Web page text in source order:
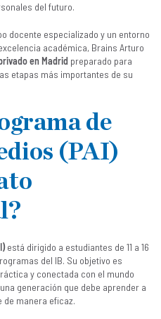
del futuro.
docente especializado y un entorno
académica, Brains Arturo
en Madrid preparado para
etapas más importantes de su
de
(PAI)
está dirigido a estudiantes de 11 a 16
del IB. Su objetivo es
y conectada con el mundo
generación que debe aprender a
manera eficaz.